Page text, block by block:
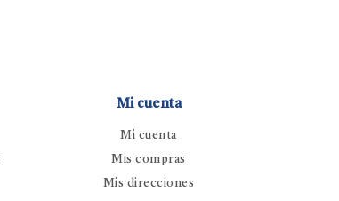
Mi cuenta
Mi cuenta
Mis compras
Mis direcciones